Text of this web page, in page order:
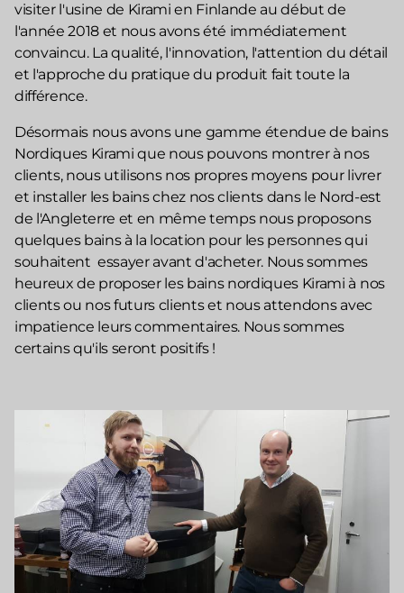
visiter l'usine de Kirami en Finlande au début de
l'année 2018 et nous avons été immédiatement
convaincu. La qualité, l'innovation, l'attention du détail
et l'approche du pratique du produit fait toute la
différence.
Désormais nous avons une gamme étendue de bains
Nordiques Kirami que nous pouvons montrer à nos
clients, nous utilisons nos propres moyens pour livrer
et installer les bains chez nos clients dans le Nord-est
de l'Angleterre et en même temps nous proposons
quelques bains à la location pour les personnes qui
souhaitent essayer avant d'acheter. Nous sommes
heureux de proposer les bains nordiques Kirami à nos
clients ou nos futurs clients et nous attendons avec
impatience leurs commentaires. Nous sommes
certains qu'ils seront positifs !